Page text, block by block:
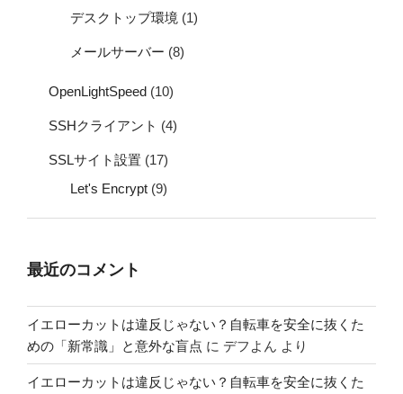
デスクトップ環境 (1)
メールサーバー (8)
OpenLightSpeed (10)
SSHクライアント (4)
SSLサイト設置 (17)
Let's Encrypt (9)
最近のコメント
イエローカットは違反じゃない？自転車を安全に抜くた
めの「新常識」と意外な盲点 に デフよん より
イエローカットは違反じゃない？自転車を安全に抜くた